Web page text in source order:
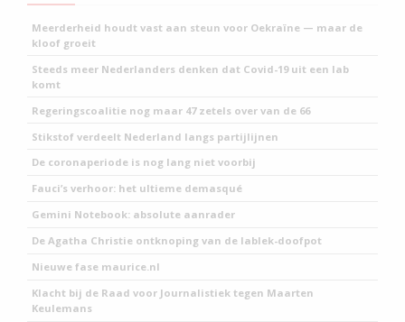
Meerderheid houdt vast aan steun voor Oekraïne — maar de
kloof groeit
Steeds meer Nederlanders denken dat Covid-19 uit een lab
komt
Regeringscoalitie nog maar 47 zetels over van de 66
Stikstof verdeelt Nederland langs partijlijnen
De coronaperiode is nog lang niet voorbij
Fauci’s verhoor: het ultieme demasqué
Gemini Notebook: absolute aanrader
De Agatha Christie ontknoping van de lablek-doofpot
Nieuwe fase maurice.nl
Klacht bij de Raad voor Journalistiek tegen Maarten
Keulemans